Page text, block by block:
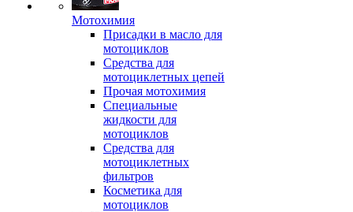
Мотохимия
Присадки в масло для
мотоциклов
Средства для
мотоциклетных цепей
Прочая мотохимия
Специальные
жидкости для
мотоциклов
Средства для
мотоциклетных
фильтров
Косметика для
мотоциклов